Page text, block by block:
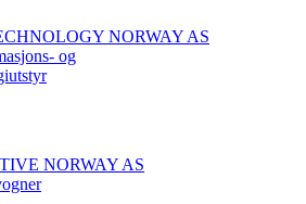
NORWAY AS
og
NORWAY AS